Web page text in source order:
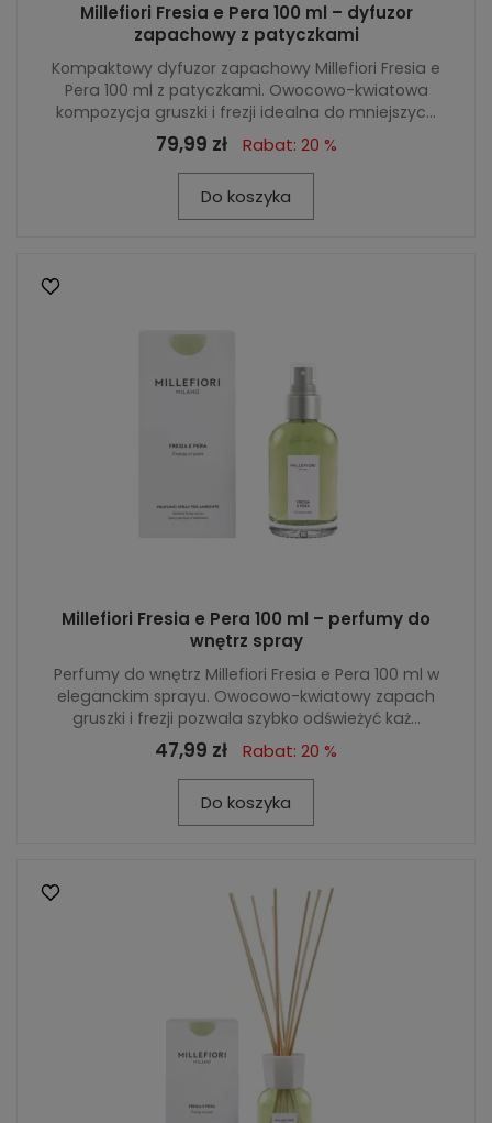
Millefiori Fresia e Pera 100 ml – dyfuzor
zapachowy z patyczkami
Kompaktowy dyfuzor zapachowy Millefiori Fresia e
Pera 100 ml z patyczkami. Owocowo-kwiatowa
kompozycja gruszki i frezji idealna do mniejszyc...
79,99 zł Rabat: 20 %
Do koszyka
Millefiori Fresia e Pera 100 ml – perfumy do
wnętrz spray
Perfumy do wnętrz Millefiori Fresia e Pera 100 ml w
eleganckim sprayu. Owocowo-kwiatowy zapach
gruszki i frezji pozwala szybko odświeżyć każ...
47,99 zł Rabat: 20 %
Do koszyka